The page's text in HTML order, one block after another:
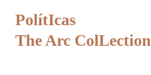
PolítIcas
The Arc ColLection